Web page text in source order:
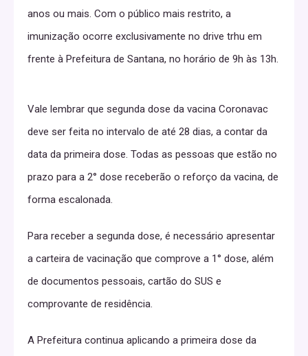
anos ou mais. Com o público mais restrito, a
imunização ocorre exclusivamente no drive trhu em
frente à Prefeitura de Santana, no horário de 9h às 13h.
Vale lembrar que segunda dose da vacina Coronavac
deve ser feita no intervalo de até 28 dias, a contar da
data da primeira dose. Todas as pessoas que estão no
prazo para a 2° dose receberão o reforço da vacina, de
forma escalonada.
Para receber a segunda dose, é necessário apresentar
a carteira de vacinação que comprove a 1° dose, além
de documentos pessoais, cartão do SUS e
comprovante de residência.
A Prefeitura continua aplicando a primeira dose da